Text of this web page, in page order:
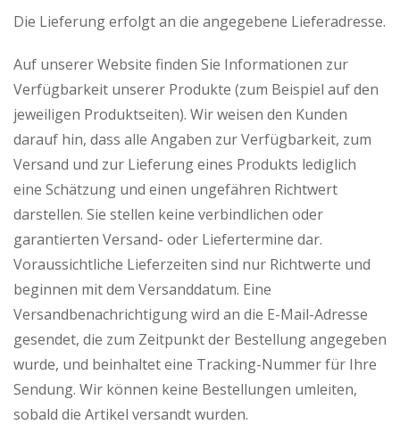
Die Lieferung erfolgt an die angegebene Lieferadresse.
Auf unserer Website finden Sie Informationen zur
Verfügbarkeit unserer Produkte (zum Beispiel auf den
jeweiligen Produktseiten). Wir weisen den Kunden
darauf hin, dass alle Angaben zur Verfügbarkeit, zum
Versand und zur Lieferung eines Produkts lediglich
eine Schätzung und einen ungefähren Richtwert
darstellen. Sie stellen keine verbindlichen oder
garantierten Versand- oder Liefertermine dar.
Voraussichtliche Lieferzeiten sind nur Richtwerte und
beginnen mit dem Versanddatum. Eine
Versandbenachrichtigung wird an die E-Mail-Adresse
gesendet, die zum Zeitpunkt der Bestellung angegeben
wurde, und beinhaltet eine Tracking-Nummer für Ihre
Sendung. Wir können keine Bestellungen umleiten,
sobald die Artikel versandt wurden.